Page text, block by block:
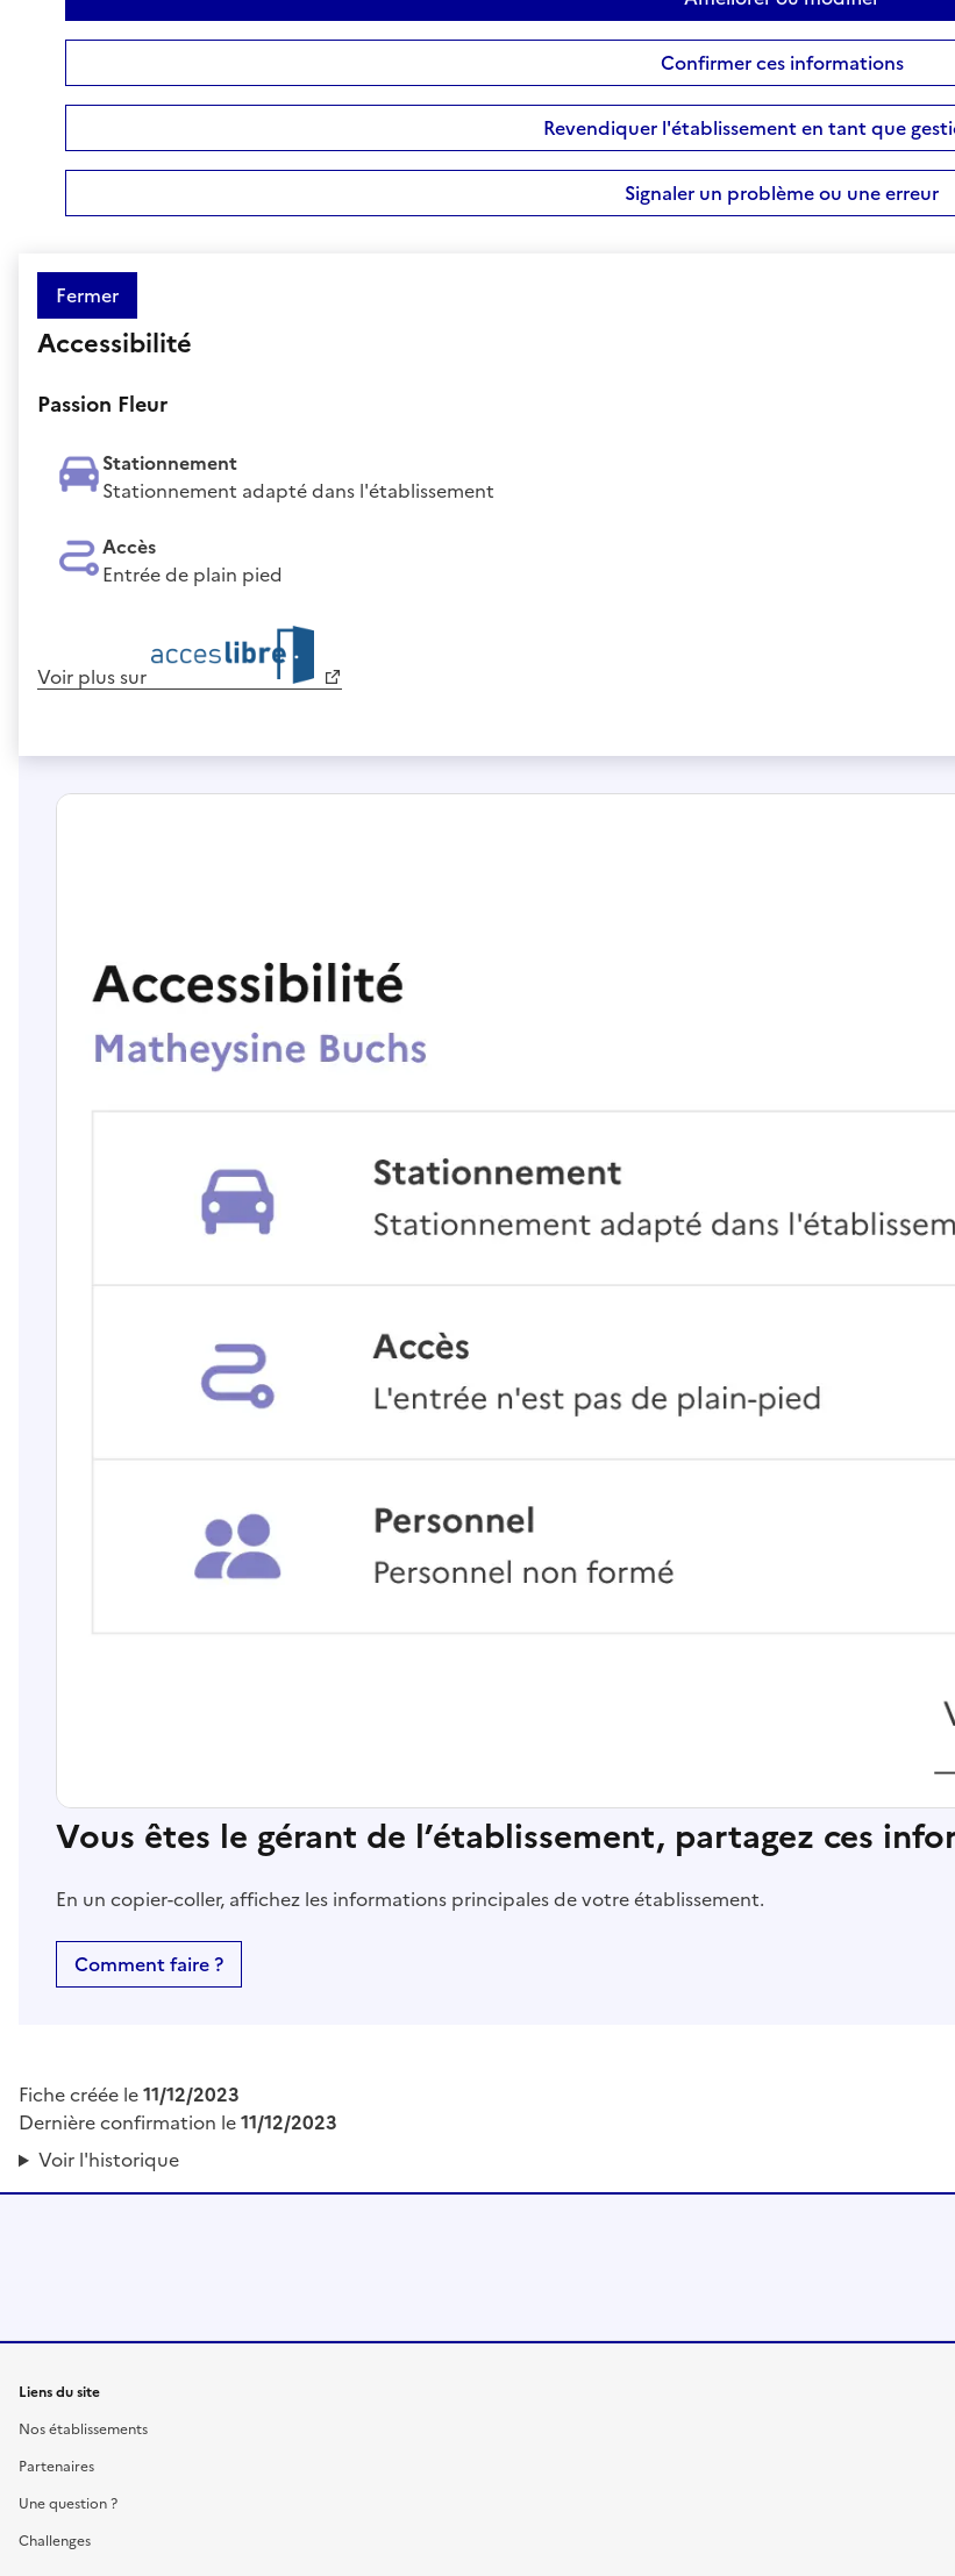
Confirmer ces informations
Revendiquer l'établissement en tant que
Signaler un problème ou une erreur
Fermer
Accessibilité
Passion Fleur
Stationnement
Stationnement adapté dans l'établissement
Accès
Entrée de plain pied
Voir plus sur
Vous êtes le gérant de l’établissement, partagez ces
En un copier-coller, affichez les informations principales de votre établissement.
Comment faire ?
Fiche créée le11/12/2023
Dernière confirmation le11/12/2023
Voir l'historique
Liens du site
Nos établissements
Partenaires
Une question ?
Challenges